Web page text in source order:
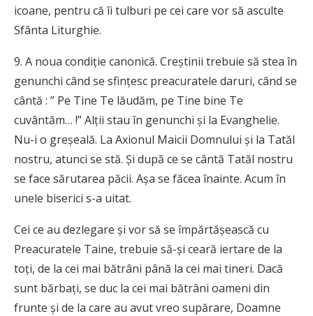
icoane, pentru că îi tulburi pe cei care vor să asculte
Sfânta Liturghie.
9. A noua condiţie canonică. Creştinii trebuie să stea în
genunchi când se sfinţesc preacuratele daruri, când se
cântă : ” Pe Tine Te lăudăm, pe Tine bine Te
cuvântăm… !” Alţii stau în genunchi şi la Evanghelie.
Nu-i o greşeală. La Axionul Maicii Domnului şi la Tatăl
nostru, atunci se stă. Şi după ce se cântă Tatăl nostru
se face sărutarea păcii. Aşa se făcea înainte. Acum în
unele biserici s-a uitat.
Cei ce au dezlegare şi vor să se împărtăşească cu
Preacuratele Taine, trebuie să-şi ceară iertare de la
toţi, de la cei mai bătrâni până la cei mai tineri. Dacă
sunt bărbaţi, se duc la cei mai bătrâni oameni din
frunte şi de la care au avut vreo supărare, Doamne